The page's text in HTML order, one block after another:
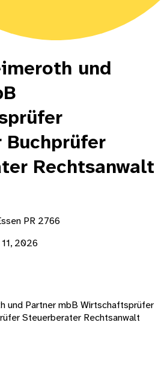
und
Rechtsanwalt
PR 2766
11, 2026
und Partner mbB Wirtschaftsprüfer
Steuerberater Rechtsanwalt